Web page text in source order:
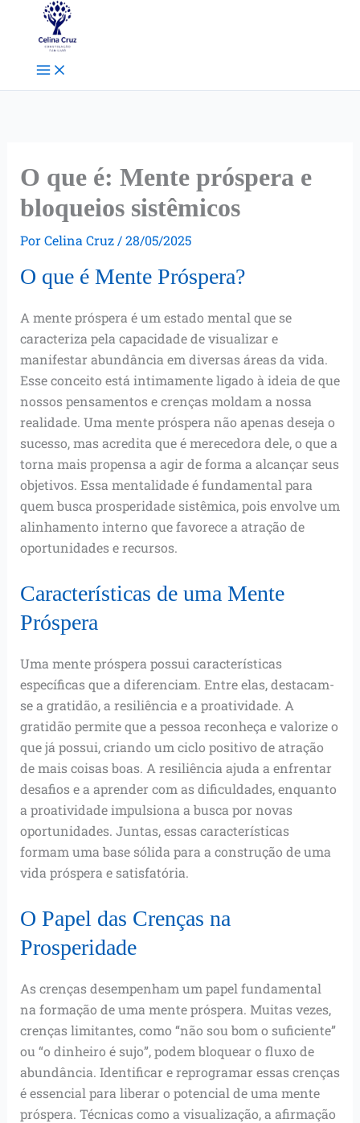
conteúdo
O que é: Mente próspera e
bloqueios sistêmicos
PorCelina Cruz/28/05/2025
O que é Mente Próspera?
A mente próspera é um estado mental que se
caracteriza pela capacidade de visualizar e
manifestar abundância em diversas áreas da vida.
Esse conceito está intimamente ligado à ideia de que
nossos pensamentos e crenças moldam a nossa
realidade. Uma mente próspera não apenas deseja o
sucesso, mas acredita que é merecedora dele, o que a
torna mais propensa a agir de forma a alcançar seus
objetivos. Essa mentalidade é fundamental para
quem busca prosperidade sistêmica, pois envolve um
alinhamento interno que favorece a atração de
oportunidades e recursos.
Características de uma Mente
Próspera
Uma mente próspera possui características
específicas que a diferenciam. Entre elas, destacam-
se a gratidão, a resiliência e a proatividade. A
gratidão permite que a pessoa reconheça e valorize o
que já possui, criando um ciclo positivo de atração
de mais coisas boas. A resiliência ajuda a enfrentar
desafios e a aprender com as dificuldades, enquanto
a proatividade impulsiona a busca por novas
oportunidades. Juntas, essas características
formam uma base sólida para a construção de uma
vida próspera e satisfatória.
O Papel das Crenças na
Prosperidade
As crenças desempenham um papel fundamental
na formação de uma mente próspera. Muitas vezes,
crenças limitantes, como “não sou bom o suficiente”
ou “o dinheiro é sujo”, podem bloquear o fluxo de
abundância. Identificar e reprogramar essas crenças
é essencial para liberar o potencial de uma mente
próspera. Técnicas como a visualização, a afirmação
Facebook